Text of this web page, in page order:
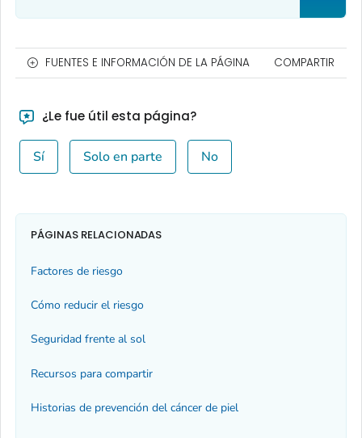
FUENTES E INFORMACIÓN DE LA PÁGINA COMPARTIR
¿Le fue útil esta página?
Sí Solo en parte No
PÁGINAS RELACIONADAS
Factores de riesgo
Cómo reducir el riesgo
Seguridad frente al sol
Recursos para compartir
Historias de prevención del cáncer de piel